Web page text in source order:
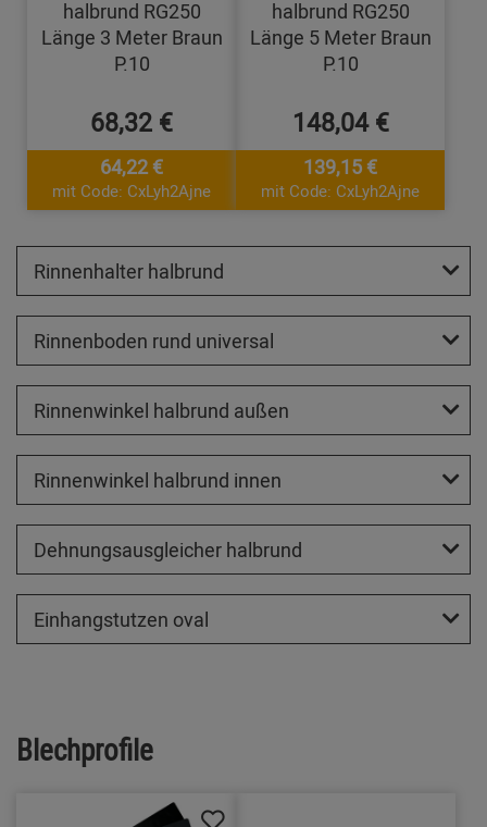
halbrund RG250
Länge 3 Meter Braun
P.10
68,32 €
64,22 €
mit Code: CxLyh2Ajne
halbrund RG250
Länge 5 Meter Braun
P.10
148,04 €
139,15 €
mit Code: CxLyh2Ajne
Rinnenhalter halbrund
Rinnenboden rund universal
Rinnenwinkel halbrund außen
Rinnenwinkel halbrund innen
Dehnungsausgleicher halbrund
Einhangstutzen oval
Blechprofile